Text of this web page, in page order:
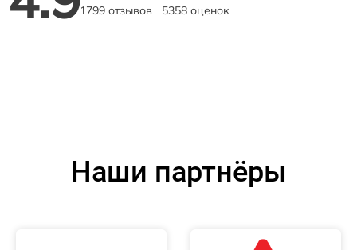
1799 отзывов 5358 оценок
Наши партнёры